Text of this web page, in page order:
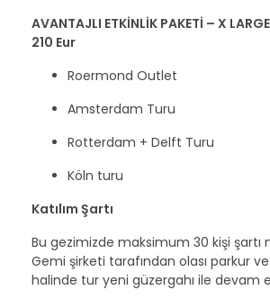
AVANTAJLI ETKİNLİK PAKETİ – X LARGE
210 Eur
Roermond Outlet
Amsterdam Turu
Rotterdam + Delft Turu
Köln turu
Katılım Şartı
Bu gezimizde maksimum 30 kişi
Gemi şirketi tarafından olası parkur
halinde tur yeni güzergahı ile devam